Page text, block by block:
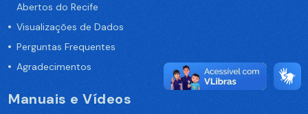
Abertos do Recife
Visualizações de Dados
Perguntas Frequentes
Agradecimentos
Manuais e Vídeos